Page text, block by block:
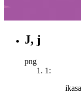
J, j
png
1: